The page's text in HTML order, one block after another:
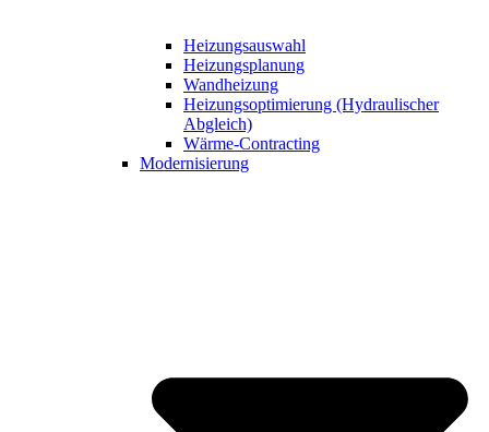
Heizungsauswahl
Heizungsplanung
Wandheizung
Heizungsoptimierung (Hydraulischer
Abgleich)
Wärme-Contracting
Modernisierung